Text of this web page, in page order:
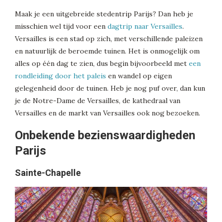
Maak je een uitgebreide stedentrip Parijs? Dan heb je
misschien wel tijd voor een dagtrip naar Versailles.
Versailles is een stad op zich, met verschillende paleizen
en natuurlijk de beroemde tuinen. Het is onmogelijk om
alles op één dag te zien, dus begin bijvoorbeeld met een
rondleiding door het paleis en wandel op eigen
gelegenheid door de tuinen. Heb je nog puf over, dan kun
je de Notre-Dame de Versailles, de kathedraal van
Versailles en de markt van Versailles ook nog bezoeken.
Onbekende bezienswaardigheden
Parijs
Sainte-Chapelle